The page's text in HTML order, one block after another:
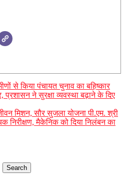
से किया पंचायत चुनाव का बहिष्कार
ने सुरक्षा व्यवस्था बढ़ाने के दिए
मिशन, सौर सुजला योजना पी.एम. श्री
मैकेनिक को दिया निलंबन का
Search